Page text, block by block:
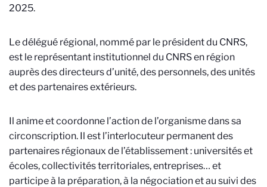
2025.
Le délégué régional, nommé par le président du CNRS,
est le représentant institutionnel du CNRS en région
auprès des directeurs d’unité, des personnels, des unités
et des partenaires extérieurs.
Il anime et coordonne l’action de l’organisme dans sa
circonscription. Il est l’interlocuteur permanent des
partenaires régionaux de l’établissement : universités et
écoles, collectivités territoriales, entreprises… et
participe à la préparation, à la négociation et au suivi des